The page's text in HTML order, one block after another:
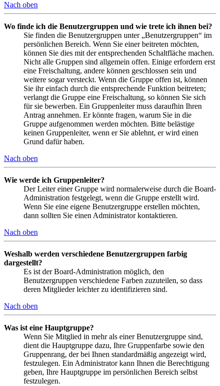
Nach oben
Wo finde ich die Benutzergruppen und wie trete ich ihnen bei?
Sie finden die Benutzergruppen unter „Benutzergruppen“ im
persönlichen Bereich. Wenn Sie einer beitreten möchten,
können Sie dies mit der entsprechenden Schaltfläche machen.
Nicht alle Gruppen sind allgemein offen. Einige erfordern erst
eine Freischaltung, andere können geschlossen sein und
weitere sogar versteckt. Wenn die Gruppe offen ist, können
Sie ihr einfach durch die entsprechende Funktion beitreten;
verlangt die Gruppe eine Freischaltung, so können Sie sich
für sie bewerben. Ein Gruppenleiter muss daraufhin Ihren
Antrag annehmen. Er könnte fragen, warum Sie in die
Gruppe aufgenommen werden möchten. Bitte belästige
keinen Gruppenleiter, wenn er Sie ablehnt, er wird einen
Grund dafür haben.
Nach oben
Wie werde ich Gruppenleiter?
Der Leiter einer Gruppe wird normalerweise durch die Board-
Administration festgelegt, wenn die Gruppe erstellt wird.
Wenn Sie eine eigene Benutzergruppe erstellen möchten,
dann sollten Sie einen Administrator kontaktieren.
Nach oben
Weshalb werden verschiedene Benutzergruppen farbig
dargestellt?
Es ist der Board-Administration möglich, den
Benutzergruppen verschiedene Farben zuzuteilen, so dass
deren Mitglieder leichter zu identifizieren sind.
Nach oben
Was ist eine Hauptgruppe?
Wenn Sie Mitglied in mehr als einer Benutzergruppe sind,
dient die Hauptgruppe dazu, Ihre Gruppenfarbe sowie den
Gruppenrang, der bei Ihnen standardmäßig angezeigt wird,
festzulegen. Ein Administrator kann Ihnen die Berechtigung
geben, Ihre Hauptgruppe im persönlichen Bereich selbst
festzulegen.